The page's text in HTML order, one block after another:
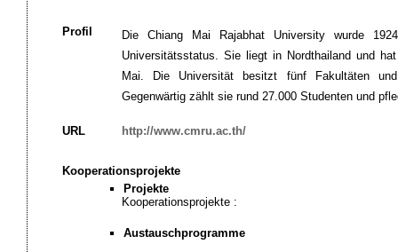
Profil
Die Chiang Mai Rajabhat University wurde
Universitätsstatus. Sie liegt in Nordthailand und
Mai. Die Universität besitzt fünf Fakultäten
Gegenwärtig zählt sie rund 27.000 Studenten und
URL http://www.cmru.ac.th/
Kooperationsprojekte
Projekte
Kooperationsprojekte :
Austauschprogramme